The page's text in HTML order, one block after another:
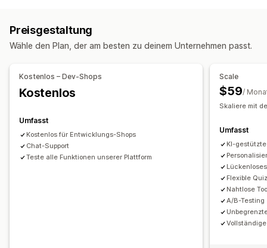
Editor-Tool
Vorlagen
Benutzerdefinierte Schriftarten
E-Mail-Erfassungsliste
Analysen
A/B-Tests
Benutzerdefiniertes HTML
Benutzerdefinierte Regeln
Abonnement-Upgrade
Analysen
A/B-Tests
Conversion-Raten Empfehlungsleistung
Preisgestaltung
Wähle den Plan, der am besten zu deinem Unternehmen passt.
Kostenlos – Dev-Shops
Kostenlos
Umfasst
Kostenlos für Entwicklungs-Shops
Chat-Support
Teste alle Funktionen unserer Plattform
Scale
$59/
Skaliere mit
Umfasst
KI-
Flexible
Nahtlose
A/B-Testing